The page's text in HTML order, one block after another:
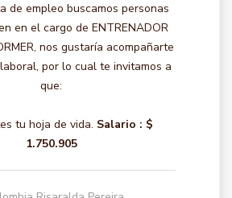
de empleo buscamos personas
en el cargo de ENTRENADOR
nos gustaría acompañarte
por lo cual te invitamos a
que:
tu hoja de vida. Salario : $
1.750.905